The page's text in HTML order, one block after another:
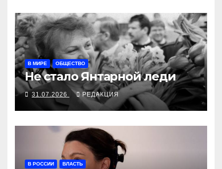
В МИРЕ ОБЩЕСТВО
Не стало Янтарной леди
31.07.2026 РЕДАКЦИЯ
В РОССИИ ВЛАСТЬ